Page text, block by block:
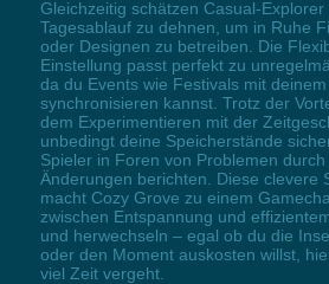
Gleichzeitig schätzen Casual-
Tagesablauf zu dehnen, um in Ruhe
oder Designen zu betreiben. Die
Einstellung passt perfekt zu
da du Events wie Festivals mit
synchronisieren kannst. Trotz der
dem Experimentieren mit der
unbedingt deine Speicherstände
Spieler in Foren von Problemen
Änderungen berichten. Diese clevere
macht Cozy Grove zu einem
zwischen Entspannung und
und herwechseln – egal ob du die
oder den Moment auskosten willst,
viel Zeit vergeht.